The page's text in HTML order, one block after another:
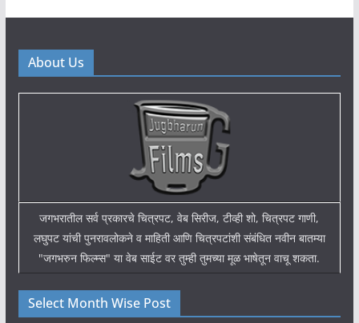
About Us
जगभरातील सर्व प्रकारचे चित्रपट, वेब सिरीज, टीव्ही शो, चित्रपट गाणी,
लघुपट यांची पुनरावलोकने व माहिती आणि चित्रपटांशी संबंधित नवीन बातम्या
"जगभरुन फिल्म्स" या वेब साईट वर तुम्ही तुमच्या मूळ भाषेतून वाचू शकता.
Select Month Wise Post